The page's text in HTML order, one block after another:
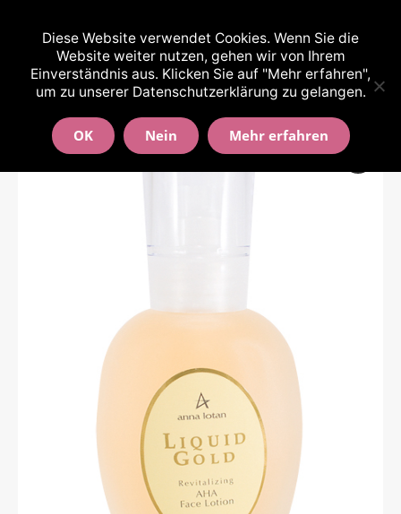
Diese Website verwendet Cookies. Wenn Sie die
Website weiter nutzen, gehen wir von Ihrem
Einverständnis aus. Klicken Sie auf "Mehr erfahren",
um zu unserer Datenschutzerklärung zu gelangen.
OK Nein Mehr erfahren